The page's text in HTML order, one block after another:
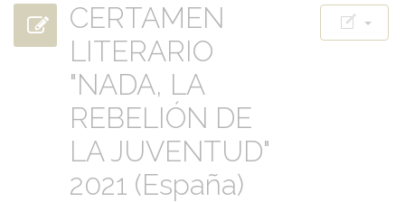
CERTAMEN
LITERARIO
"NADA, LA
REBELIÓN DE
LA JUVENTUD"
2021 (España)